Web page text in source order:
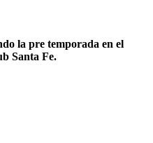
la pre temporada en el
Santa Fe.